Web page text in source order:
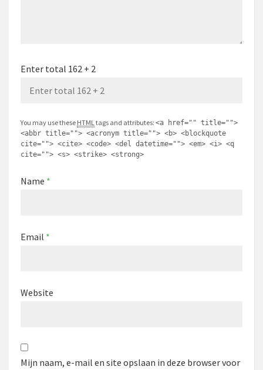
Enter total 162 + 2
You may use these HTMLtags and attributes: <a href="" title="">
<abbr title=""> <acronym title=""> <b> <blockquote
cite=""> <cite> <code> <del datetime=""> <em> <i> <q
cite=""> <s> <strike> <strong>
Name *
Email *
Website
Mijn naam, e-mail en site opslaan in deze browser voor